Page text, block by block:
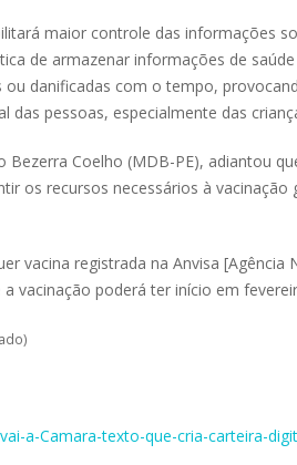
maior controle das informações
de armazenar informações de
ou danificadas com o tempo,
pessoas, especialmente das
Coelho (MDB-PE), adiantou
os recursos necessários à vacinação
vacina registrada na Anvisa [Agência
vacinação poderá ter início em
a-Camara-texto-que-cria-carteira-